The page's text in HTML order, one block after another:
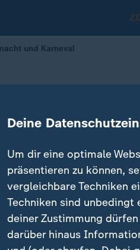
und Karneval
und Karneval
Deine
Um dir eine optimale
präsentieren zu können,
vergleichbare Techniken
Techniken sind
deiner Zustimmung
darüber hinaus